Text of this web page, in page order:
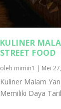
KULINER
STREET FOOD
oleh mimin1 | Mei
Kuliner Malam
Memiliki Daya